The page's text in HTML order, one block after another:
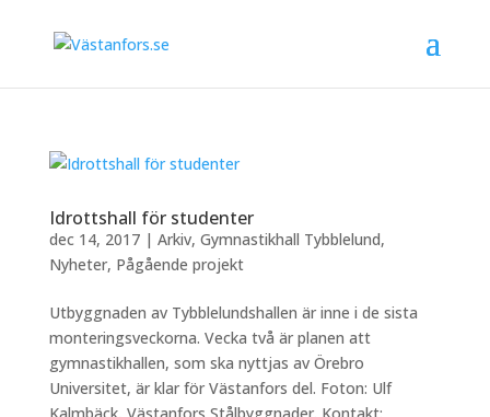
Idrottshall för studenter
dec 14, 2017| Arkiv, Gymnastikhall Tybblelund,
Nyheter, Pågående projekt
Utbyggnaden av Tybblelundshallen är inne i de sista
monteringsveckorna. Vecka två är planen att
gymnastikhallen, som ska nyttjas av Örebro
Universitet, är klar för Västanfors del. Foton: Ulf